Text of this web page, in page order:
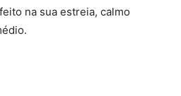
na sua estreia, calmo